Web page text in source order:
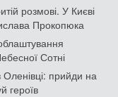
розмові. У Києві
Прокопюка
Сотні
Оленівці: прийди на
героїв